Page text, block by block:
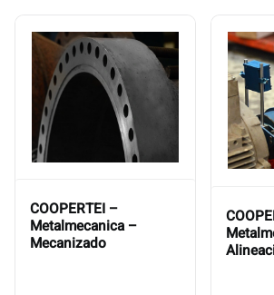
COOPERTEI –
Metalmecanica –
Mecanizado